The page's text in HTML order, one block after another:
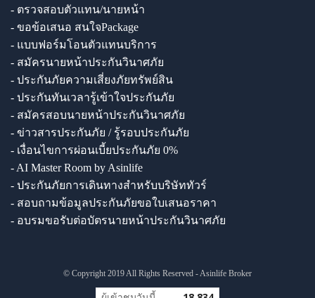
- ตรวจสอบตัวแทน/นายหน้า
- ขอข้อเสนอ สนใจPackage
- แบบฟอร์มโอนตัวแทนบริการ
- สมัครนายหน้าประกันวินาศภัย
- ประกันภัยความเสี่ยงภัยทรัพย์สิน
- ประกันทันเวลารู้เข้าใจประกันภัย
- สมัครสอบนายหน้าประกันวินาศภัย
- ข่าวสารประกันภัย / รู้รอบประกันภัย
- เงื่อนไขการผ่อนเบี้ยประกันภัย 0%
- AI Master Room by Asinlife
- ประกันภัยการเดินทางสำหรับบริษัททัวร์
- สอบถามข้อมูลประกันภัยขอใบเสนอราคา
- อบรมขอรับต่อบัตรนายหน้าประกันวินาศภัย
© Copyright 2019 All Rights Reserved - Asinlife Broker